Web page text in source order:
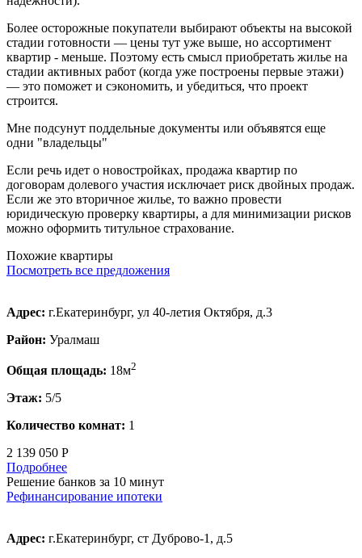
Более осторожные покупатели выбирают объекты на высокой
стадии готовности — цены тут уже выше, но ассортимент
квартир - меньше. Поэтому есть смысл приобретать жилье на
стадии активных работ (когда уже построены первые этажи)
— это поможет и сэкономить, и убедиться, что проект
строится.
Мне подсунут поддельные документы или объявятся еще
одни "владельцы"
Если речь идет о новостройках, продажа квартир по
договорам долевого участия исключает риск двойных продаж.
Если же это вторичное жилье, то важно провести
юридическую проверку квартиры, а для минимизации рисков
можно оформить титульное страхование.
Похожие квартиры
Посмотреть все предложения
Адрес: г.Екатеринбург, ул 40-летия Октября, д.3
Район: Уралмаш
Общая площадь: 18м2
Этаж: 5/5
Количество комнат: 1
2 139 050 Р
Подробнее
Решение банков за 10 минут
Рефинансирование ипотеки
Адрес: г.Екатеринбург, ст Дуброво-1, д.5